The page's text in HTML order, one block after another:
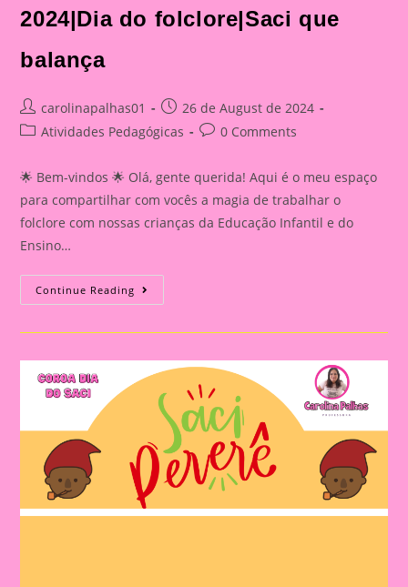
2024|Dia do folclore|Saci que
balança
Post
author:
carolinapalhas01
Post
published:
26 de August de 2024
PostAtividades Pedagógicas
Post0 Comments
🌟 Bem-vindos 🌟 Olá, gente querida! Aqui é o meu espaço
para compartilhar com vocês a magia de trabalhar o
folclore com nossas crianças da Educação Infantil e do
Ensino…
Continue Reading Atividade
Sobre
Folclore
Folclore|Saci
Que
Balança